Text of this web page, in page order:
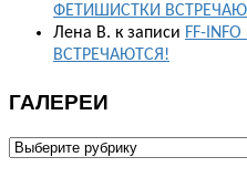
ФЕТИШИСТКИ
Лена В. к записи FF-
ВСТРЕЧАЮТСЯ!
ГАЛЕРЕИ
ГАЛЕРЕИ